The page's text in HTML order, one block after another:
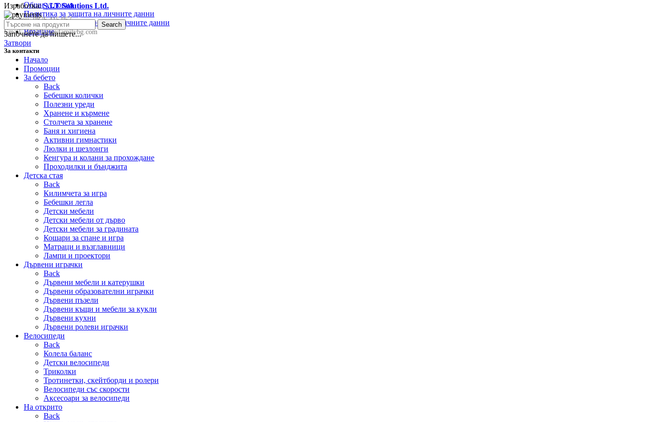
Общи условия
Политика за защита на личните данни
Политика за съхранение на личните данни
Връщане
За контакти
Телефон:0876 415 057
Email:sale@happyfamilybg.com
Изработка:S.I.T Solutions Ltd.
Search
Започнете да пишете...
Затвори
Начало
Промоции
За бебето
Back
Бебешки колички
Полезни уреди
Хранене и кърмене
Столчета за хранене
Баня и хигиена
Активни гимнастики
Люлки и шезлонги
Кенгура и колани за прохождане
Проходилки и бънджита
Детска стая
Back
Килимчета за игра
Бебешки легла
Детски мебели
Детски мебели от дърво
Детски мебели за градината
Кошари за спане и игра
Матраци и възглавници
Лампи и проектори
Дървени играчки
Back
Дървени мебели и катерушки
Дървени образователни играчки
Дървени пъзели
Дървени къщи и мебели за кукли
Дървени кухни
Дървени ролеви играчки
Велосипеди
Back
Колела баланс
Детски велосипеди
Триколки
Тротинетки, скейтборди и ролери
Велосипеди със скорости
Аксесоари за велосипеди
На открито
Back